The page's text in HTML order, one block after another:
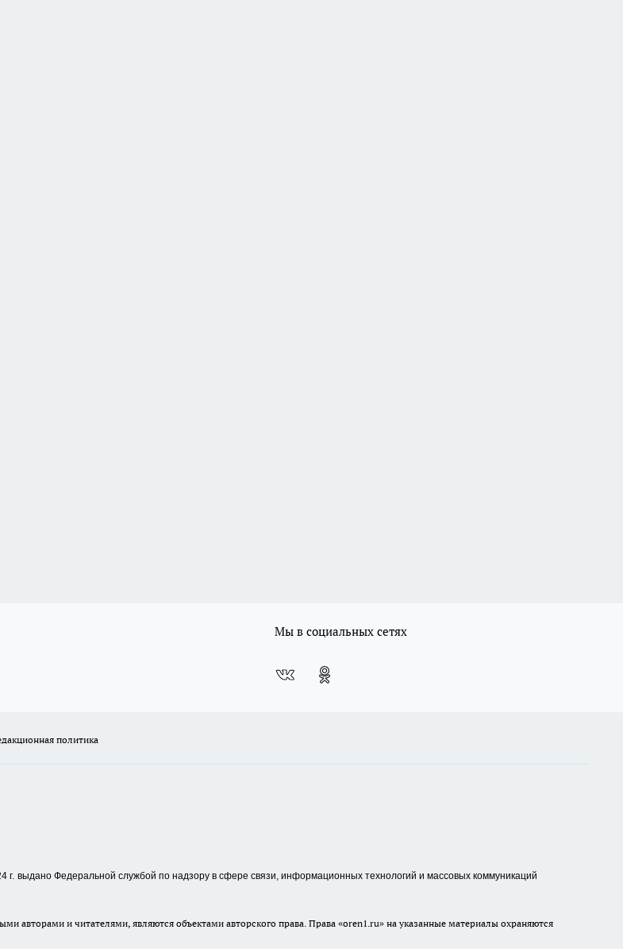
Мы в социальных сетях
политика
г. выдано Федеральной службой по надзору в сфере связи, информационных технологий и массовых коммуникаций
и читателями, являются объектами авторского права. Права «oren1.ru» на указанные материалы охраняются